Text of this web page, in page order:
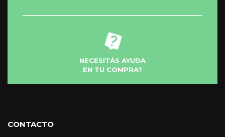
NECESITÁS AYUDA
EN TU COMPRA?
CONTACTO